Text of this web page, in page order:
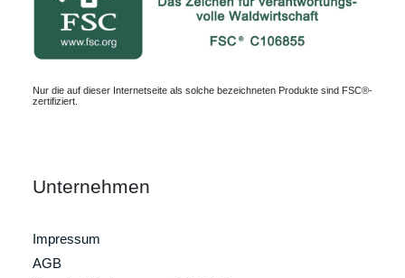
Nur die auf dieser Internetseite als solche bezeichneten Produkte sind FSC®-
zertifiziert.
Unternehmen
Impressum
AGB